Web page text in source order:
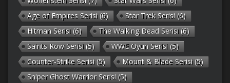
Age of Empires Serisi (6) Star Trek Serisi (6)
Hitman Serisi (6) The Walking Dead Serisi (6)
Saints Row Serisi (5) WWE Oyun Serisi (5)
Counter-Strike Serisi (5) Mount & Blade Serisi (5)
Sniper Ghost Warrior Serisi (5)